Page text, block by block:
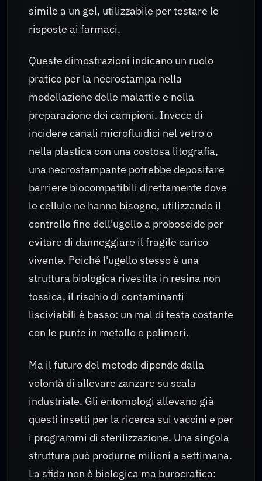
simile a un gel, utilizzabile per testare le
risposte ai farmaci.
Queste dimostrazioni indicano un ruolo
pratico per la necrostampa nella
modellazione delle malattie e nella
preparazione dei campioni. Invece di
incidere canali microfluidici nel vetro o
nella plastica con una costosa litografia,
una necrostampante potrebbe depositare
barriere biocompatibili direttamente dove
le cellule ne hanno bisogno, utilizzando il
controllo fine dell'ugello a proboscide per
evitare di danneggiare il fragile carico
vivente. Poiché l'ugello stesso è una
struttura biologica rivestita in resina non
tossica, il rischio di contaminanti
lisciviabili è basso: un mal di testa costante
con le punte in metallo o polimeri.
Ma il futuro del metodo dipende dalla
volontà di allevare zanzare su scala
industriale. Gli entomologi allevano già
questi insetti per la ricerca sui vaccini e per
i programmi di sterilizzazione. Una singola
struttura può produrne milioni a settimana.
La sfida non è biologica ma burocratica: